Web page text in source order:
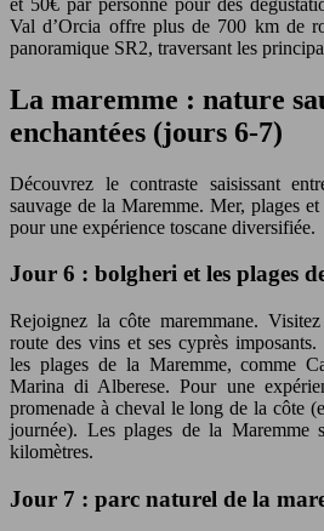
Val d’Orcia offre plus de 700 km de
panoramique SR2, traversant les
La maremme : nature
enchantées (jours 6-7)
Découvrez le contraste saisissant
sauvage de la Maremme. Mer, plages
pour une expérience toscane diversifiée.
Jour 6 : bolgheri et les plages
Rejoignez la côte maremmane.
route des vins et ses cyprès
les plages de la Maremme, comme
Marina di Alberese. Pour une
promenade à cheval le long de la côte
journée). Les plages de la Maremme
kilomètres.
Jour 7 : parc naturel de la